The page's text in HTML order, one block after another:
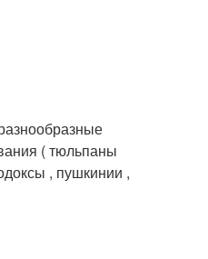
( тюльпаны
, пушкинии ,